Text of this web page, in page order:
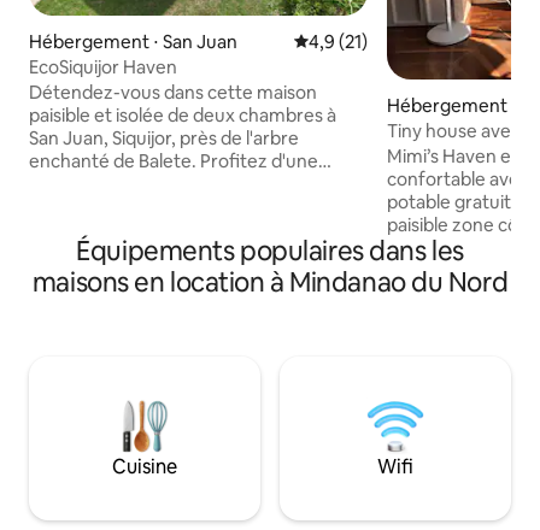
Hébergement ⋅ San Juan Évaluation moyenne sur la
4,9 (21)
EcoSiquijor Haven
Détendez-vous dans cette maison
paisible et isolée de deux chambres à
San Juan, Siquijor, près de l'arbre
enchanté de Balete. Profitez d'une
Wi-Fi gratuite et d'une piscine. Chaque
chambre dispose d'une salle de bain
avec douche chaude, gel douche et
shampoing. La propriété dispose d'une
et nous fournissons des jeux de société
pour s'amuser à l'intérieur !
Hébergement ⋅
Tiny house avec
Mimi’s Haven est
confortable avec
potable gratuite,
paisible zone
fleurs et d’une
offrant de très
Ce logement
fenêtres, tandis
plafond et le
contribuent à
et confortable
Équipements populaires dans les
maisons en location à Mindanao du Nord
Cuisine Wifi